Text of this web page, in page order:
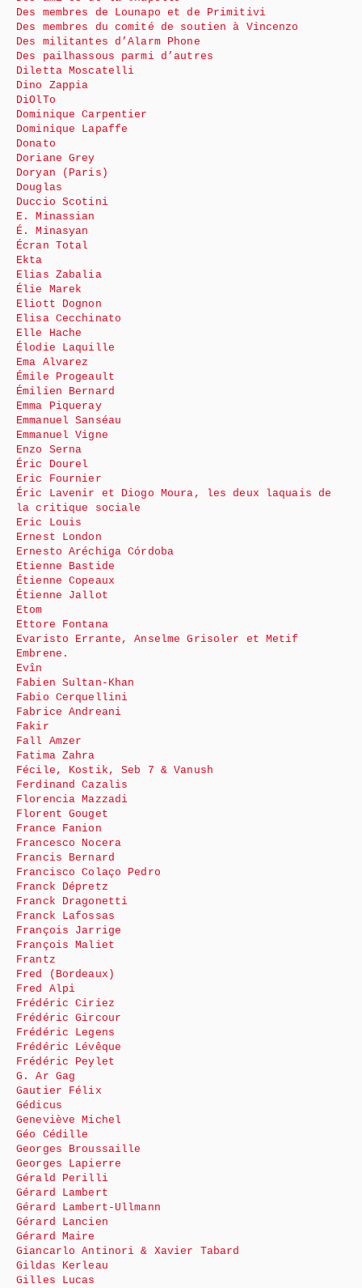
Des membres de Lounapo et de Primitivi
Des membres du comité de soutien à Vincenzo
Des militantes d’Alarm Phone
Des pailhassous parmi d’autres
Diletta Moscatelli
Dino Zappia
DiOlTo
Dominique Carpentier
Dominique Lapaffe
Donato
Doriane Grey
Doryan (Paris)
Douglas
Duccio Scotini
E. Minassian
É. Minasyan
Écran Total
Ekta
Elias Zabalia
Élie Marek
Eliott Dognon
Elisa Cecchinato
Elle Hache
Élodie Laquille
Ema Alvarez
Émile Progeault
Émilien Bernard
Emma Piqueray
Emmanuel Sanséau
Emmanuel Vigne
Enzo Serna
Éric Dourel
Eric Fournier
Éric Lavenir et Diogo Moura, les deux laquais de
la critique sociale
Eric Louis
Ernest London
Ernesto Aréchiga Córdoba
Etienne Bastide
Étienne Copeaux
Étienne Jallot
Etom
Ettore Fontana
Evaristo Errante, Anselme Grisoler et Metif
Embrene.
Evîn
Fabien Sultan-Khan
Fabio Cerquellini
Fabrice Andreani
Fakir
Fall Amzer
Fatima Zahra
Fécile, Kostik, Seb 7 & Vanush
Ferdinand Cazalis
Florencia Mazzadi
Florent Gouget
France Fanion
Francesco Nocera
Francis Bernard
Francisco Colaço Pedro
Franck Dépretz
Franck Dragonetti
Franck Lafossas
François Jarrige
François Maliet
Frantz
Fred (Bordeaux)
Fred Alpi
Frédéric Ciriez
Frédéric Gircour
Frédéric Legens
Frédéric Lévêque
Frédéric Peylet
G. Ar Gag
Gautier Félix
Gédicus
Geneviève Michel
Géo Cédille
Georges Broussaille
Georges Lapierre
Gérald Perilli
Gérard Lambert
Gérard Lambert-Ullmann
Gérard Lancien
Gérard Maire
Giancarlo Antinori & Xavier Tabard
Gildas Kerleau
Gilles Lucas